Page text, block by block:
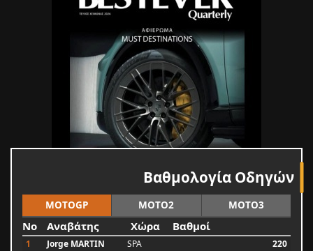
Βαθμολογία Οδηγών
MOTOGP MOTO2 MOTO3
No Αναβάτης Χώρα Βαθμοί
1 Jorge MARTIN SPA
220